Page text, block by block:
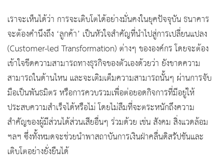
เราจะเห็นได้ว่า การจะเติบโตได้อย่างมั่นคงในยุคปัจจุบัน ธนาคาร
จะต้องคำนึงถึง ‘ลูกค้า’ เป็นหัวใจสำคัญที่นำไปสู่การเปลี่ยนแปลง
(Customer-led Transformation) ต่างๆ ขององค์กร โดยจะต้อง
เข้าใจขีดความสามารถทางธุรกิจของตัวเองด้วยว่า ยังขาดความ
สามารถในด้านไหน และจะเติมเต็มความสามารถนั้นๆ ผ่านการจับ
มือเป็นพันธมิตร หรือการควบรวมเพื่อต่อยอดกิจการที่มีอยู่ให้
ประสบความสำเร็จได้หรือไม่ โดยไม่ลืมที่จะตระหนักถึงความ
สำคัญของผู้มีส่วนได้ส่วนเสียอื่นๆ ร่วมด้วย เช่น สังคม สิ่งแวดล้อม
ฯลฯ ซึ่งทั้งหมดจะช่วยนำพาสถาบันการเงินฝ่าคลื่นดิสรัปชันและ
เติบโตอย่างยั่งยืนได้